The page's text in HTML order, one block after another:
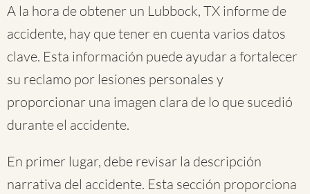
A la hora de obtener un Lubbock, TX informe de
accidente, hay que tener en cuenta varios datos
clave. Esta información puede ayudar a fortalecer
su reclamo por lesiones personales y
proporcionar una imagen clara de lo que sucedió
durante el accidente.
En primer lugar, debe revisar la descripción
narrativa del accidente. Esta sección proporciona